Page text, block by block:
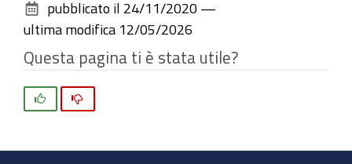
documento
pubblicato il 24/11/2020 —
ultima modifica 12/05/2026
Questa pagina ti è stata utile?